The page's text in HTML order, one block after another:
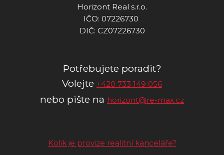
Horizont Real s.r.o.
IČO: 07226730
DIČ: CZ07226730
Potřebujete poradit?
Volejte +420 733 149 056
nebo pište na horizont@re-max.cz
Kolik je provize realitní kanceláře?